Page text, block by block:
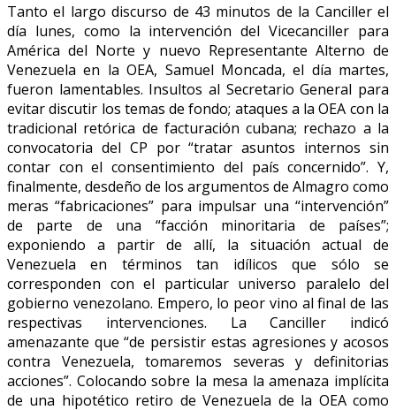
Tanto el largo discurso de 43 minutos de la Canciller el
día lunes, como la intervención del Vicecanciller para
América del Norte y nuevo Representante Alterno de
Venezuela en la OEA, Samuel Moncada, el día martes,
fueron lamentables. Insultos al Secretario General para
evitar discutir los temas de fondo; ataques a la OEA con la
tradicional retórica de facturación cubana; rechazo a la
convocatoria del CP por “tratar asuntos internos sin
contar con el consentimiento del país concernido”. Y,
finalmente, desdeño de los argumentos de Almagro como
meras “fabricaciones” para impulsar una “intervención”
de parte de una “facción minoritaria de países”;
exponiendo a partir de allí, la situación actual de
Venezuela en términos tan idílicos que sólo se
corresponden con el particular universo paralelo del
gobierno venezolano. Empero, lo peor vino al final de las
respectivas intervenciones. La Canciller indicó
amenazante que “de persistir estas agresiones y acosos
contra Venezuela, tomaremos severas y definitorias
acciones”. Colocando sobre la mesa la amenaza implícita
de una hipotético retiro de Venezuela de la OEA como